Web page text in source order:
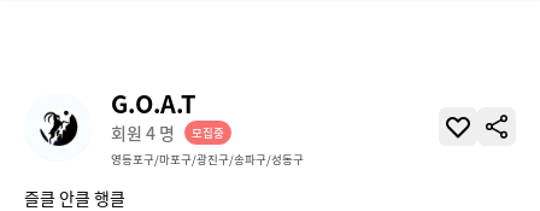
G.O.A.T
회원 4 명
모집중
영등포구/마포구/광진구/송파구/성동구
즐클 안클 행클